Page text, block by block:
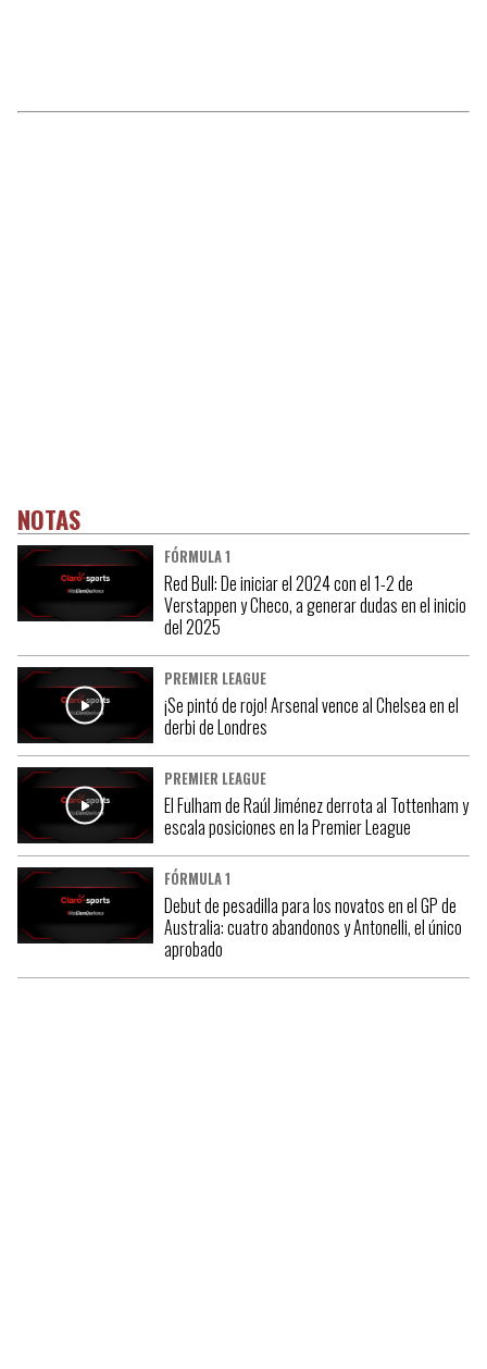
NOTAS
FÓRMULA 1
Red Bull: De iniciar el 2024 con el 1-2 de
Verstappen y Checo, a generar dudas en el inicio
del 2025
PREMIER LEAGUE
¡Se pintó de rojo! Arsenal vence al Chelsea en el
derbi de Londres
PREMIER LEAGUE
El Fulham de Raúl Jiménez derrota al Tottenham y
escala posiciones en la Premier League
FÓRMULA 1
Debut de pesadilla para los novatos en el GP de
Australia: cuatro abandonos y Antonelli, el único
aprobado